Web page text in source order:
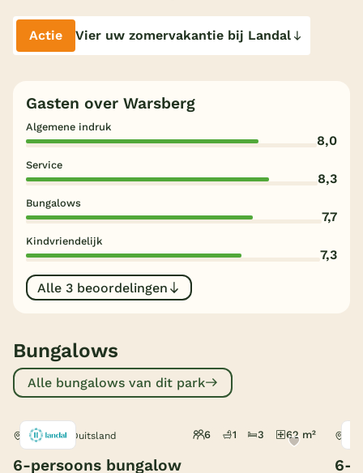
Texel
Limburg
Onze e-boeken
Actie Vier uw zomervakantie bij Landal
Gasten over Warsberg
Algemene indruk
8,0
Service
8,3
Bungalows
7,7
Kindvriendelijk
7,3
Alle 3 beoordelingen
Bungalows
Alle bungalows van dit park
Saarburg, Duitsland 6 1 3 62 m²
6-persoons bungalow 6-